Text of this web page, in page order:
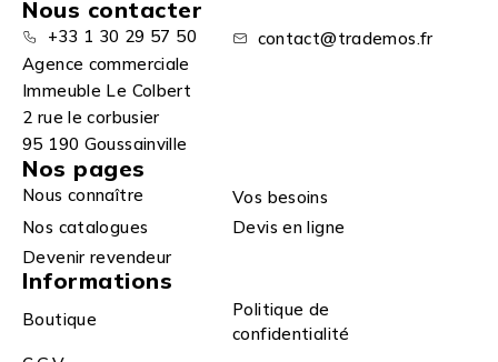
Nous contacter
+33 1 30 29 57 50
contact@trademos.fr
Agence commerciale
Immeuble Le Colbert
2 rue le corbusier
95 190 Goussainville
Nos pages
Nous connaître
Vos besoins
Nos catalogues
Devis en ligne
Devenir revendeur
Informations
Boutique
Politique de
confidentialité